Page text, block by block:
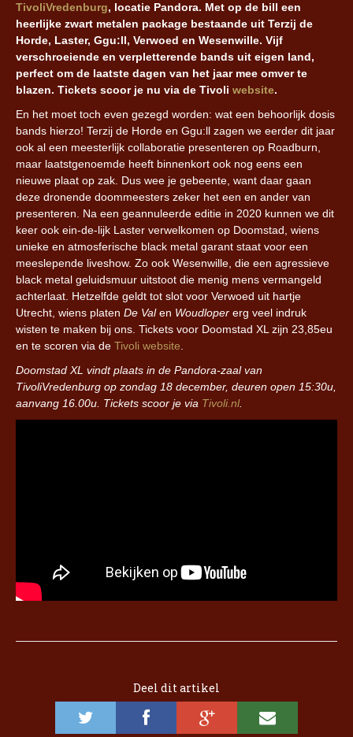
TivoliVredenburg, locatie Pandora. Met op de bill een
heerlijke zwart metalen package bestaande uit Terzij de
Horde, Laster, Ggu:ll, Verwoed en Wesenwille. Vijf
verschroeiende en verpletterende bands uit eigen land,
perfect om de laatste dagen van het jaar mee omver te
blazen. Tickets scoor je nu via de Tivoli website.
En het moet toch even gezegd worden: wat een behoorlijk dosis
bands hierzo! Terzij de Horde en Ggu:ll zagen we eerder dit jaar
ook al een meesterlijk collaboratie presenteren op Roadburn,
maar laatstgenoemde heeft binnenkort ook nog eens een
nieuwe plaat op zak. Dus wee je gebeente, want daar gaan
deze dronende doommeesters zeker het een en ander van
presenteren. Na een geannuleerde editie in 2020 kunnen we dit
keer ook ein-de-lijk Laster verwelkomen op Doomstad, wiens
unieke en atmosferische black metal garant staat voor een
meeslepende liveshow. Zo ook Wesenwille, die een agressieve
black metal geluidsmuur uitstoot die menig mens vermangeld
achterlaat. Hetzelfde geldt tot slot voor Verwoed uit hartje
Utrecht, wiens platen De Valen Woudloper erg veel indruk
wisten te maken bij ons. Tickets voor Doomstad XL zijn 23,85eu
en te scoren via de Tivoli website.
Doomstad XL vindt plaats in de Pandora-zaal van
TivoliVredenburg op zondag 18 december, deuren open 15:30u,
aanvang 16.00u. Tickets scoor je via Tivoli.nl.
Deel dit artikel